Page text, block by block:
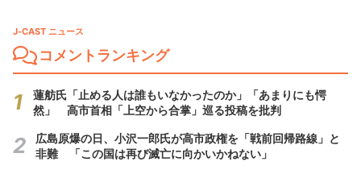
J-CAST ニュース
コメントランキング
蓮舫氏「止める人は誰もいなかったのか」「あまりにも愕
然」 高市首相「上空から合掌」巡る投稿を批判
広島原爆の日、小沢一郎氏が高市政権を「戦前回帰路線」と
非難 「この国は再び滅亡に向かいかねない」